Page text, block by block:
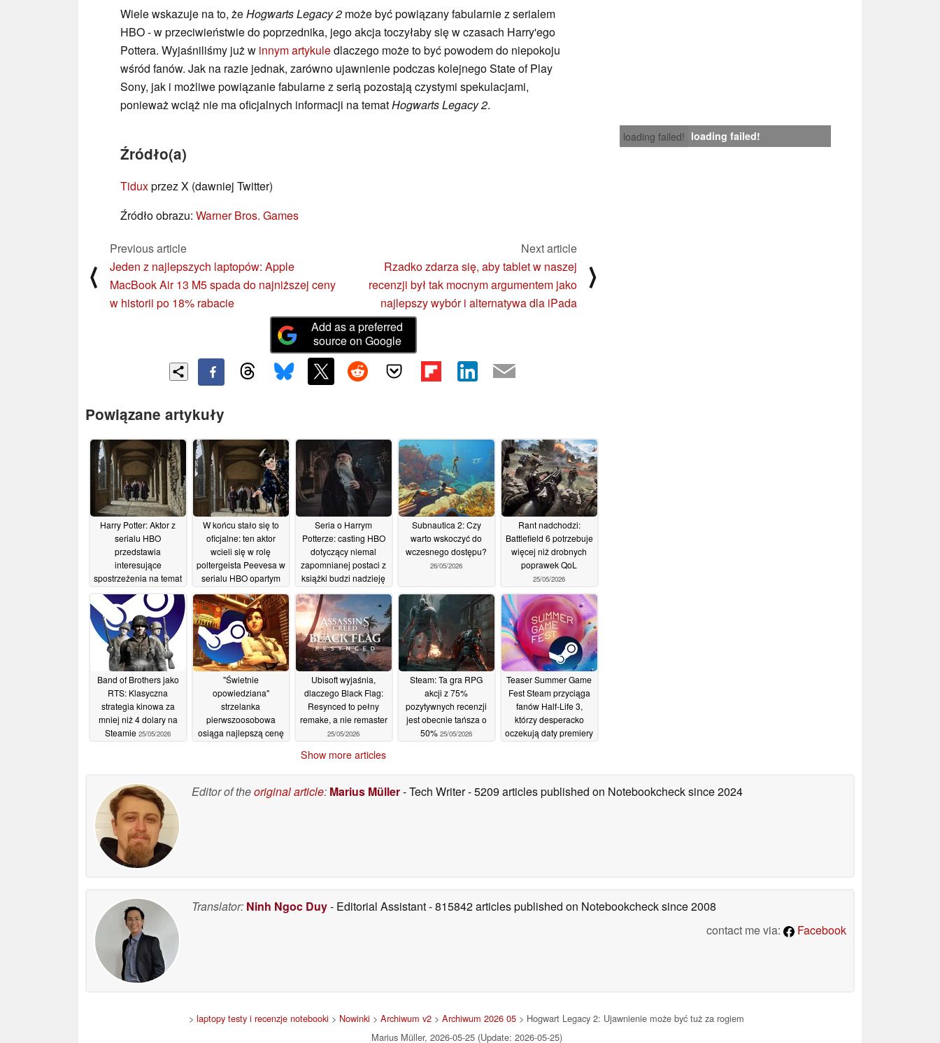
Wiele wskazuje na to, żeHogwarts Legacy 2 może być powiązany fabularnie z serialem
HBO - w przeciwieństwie do poprzednika, jego akcja toczyłaby się w czasach Harry'ego
Pottera. Wyjaśniliśmy już w innym artykuledlaczego może to być powodem do niepokoju
wśród fanów. Jak na razie jednak, zarówno ujawnienie podczas kolejnego State of Play
Sony, jak i możliwe powiązanie fabularne z serią pozostają czystymi spekulacjami,
ponieważ wciąż nie ma oficjalnych informacji na tematHogwarts Legacy 2.
loading failed! loading failed!
Źródło(a)
Tiduxprzez X (dawniej Twitter)
Źródło obrazu: Warner Bros. Games
⟨
Previous article
Jeden z najlepszych laptopów: Apple
MacBook Air 13 M5 spada do najniższej ceny
w historii po 18% rabacie
Next article
Rzadko zdarza się, aby tablet w naszej
recenzji był tak mocnym argumentem jako
najlepszy wybór i alternatywa dla iPada
⟩
Add as a preferred
source on Google
Powiązane artykuły
Harry Potter: Aktor z
serialu HBO
przedstawia
interesujące
spostrzeżenia na temat
Fudge’a
07/07/2026
W końcu stało się to
oficjalne: ten aktor
wcieli się w rolę
poltergeista Peevesa w
serialu HBO opartym
Potterze18/06/2026
Seria o Harrym
Potterze: casting HBO
dotyczący niemal
zapomnianej postaci z
książki budzi nadzieję
15/06/2026
Subnautica 2: Czy
warto wskoczyć do
wczesnego dostępu?
26/05/2026
Rant nadchodzi:
Battlefield 6 potrzebuje
więcej niż drobnych
poprawek QoL
25/05/2026
Band of Brothers jako
RTS: Klasyczna
strategia kinowa za
mniej niż 4 dolary na
Steamie 25/05/2026
"Świetnie
opowiedziana"
strzelanka
pierwszoosobowa
osiąga najlepszą cenę
Ubisoft wyjaśnia,
dlaczego Black Flag:
Resynced to pełny
remake, a nie remaster
25/05/2026
Steam: Ta gra RPG
akcji z 75%
pozytywnych recenzji
jest obecnie tańsza o
50% 25/05/2026
Teaser Summer Game
Fest Steam przyciąga
fanów Half-Life 3,
którzy desperacko
oczekują daty premiery
Show more articles
Editor of theoriginal article: Marius Müller- Tech Writer- 5209 articles published on Notebookchecksince 2024
Translator: Ninh Ngoc Duy- Editorial Assistant- 815842 articles published on Notebookchecksince 2008
contact me via:
Facebook
> laptopy testy i recenzje notebooki > Nowinki > Archiwum v2 > Archiwum 2026 05 > Hogwart Legacy 2: Ujawnienie może być tuż za rogiem
Marius Müller, 2026-05-25 (Update: 2026-05-25)